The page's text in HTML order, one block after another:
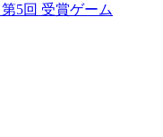
5回 受賞ゲーム